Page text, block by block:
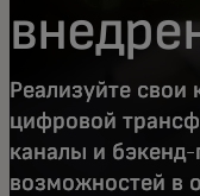
Реализуйте
цифровой
каналы и
возможностей в